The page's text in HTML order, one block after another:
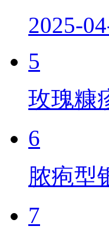
2025-
5
玫瑰糠
6
脓疱型
7